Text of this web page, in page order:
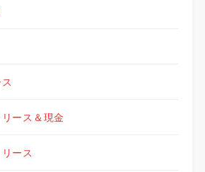
ース＆現金
ース